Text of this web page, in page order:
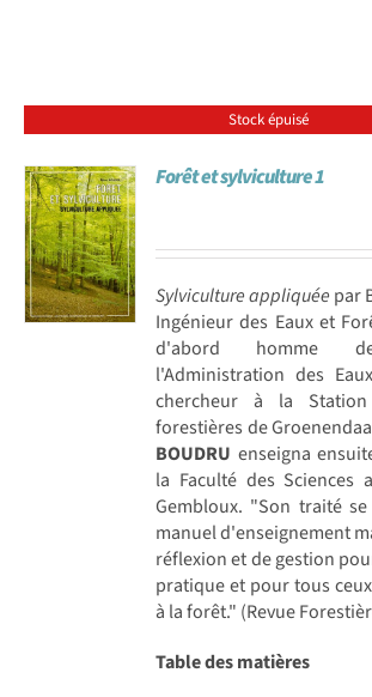
Stock épuisé
Forêt et sylviculture 1
Sylviculture appliquée par
Ingénieur des Eaux et
d'abord homme
l'Administration des
chercheur à la Station
forestières de
BOUDRU enseigna
la Faculté des Sciences
Gembloux. "Son traité
manuel d'enseignement
réflexion et de gestion
pratique et pour tous
à la forêt." (Revue
Table des matières